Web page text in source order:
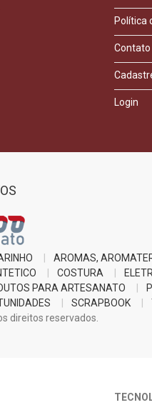
Política
Contato
Login
AROMAS,
COSTURA
PARA ARTESANATO
SCRAPBOOK
direitos reservados.